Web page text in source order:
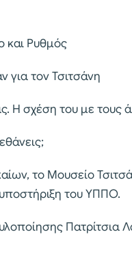
και Ρυθμός
για τον Τσιτσάνη
Η σχέση του με τους
το Μουσείο
υποστήριξη του ΥΠΠΟ.
Πατρίτσια